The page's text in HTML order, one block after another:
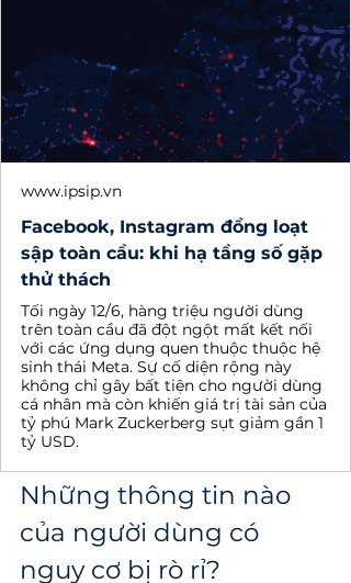
www.ipsip.vn
Facebook, Instagram đồng loạt
sập toàn cầu: khi hạ tầng số gặp
thử thách
Tối ngày 12/6, hàng triệu người dùng
trên toàn cầu đã đột ngột mất kết nối
với các ứng dụng quen thuộc thuộc hệ
sinh thái Meta. Sự cố diện rộng này
không chỉ gây bất tiện cho người dùng
cá nhân mà còn khiến giá trị tài sản của
tỷ phú Mark Zuckerberg sụt giảm gần 1
tỷ USD.
Những thông tin nào
của người dùng có
nguy cơ bị rò rỉ?